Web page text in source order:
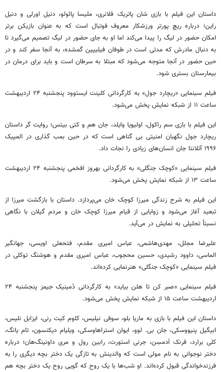
داستان این فیلم با بازی شان پاتریک فلانری، ملیسا پائولو، دنیل اورلی و دنیل
راین؛ درباره ریچ پورتر ورزشکار معروف فوتبال است که به عنوان بازیکن برتر
امکان حضور در لیگ را پیدا می‌کند اما او به جای حضور در لیگ تصمیم می‌گیرد تا
به دنبال مادرش که مدتی است در طوفان فیلیپین گمشده، به آنجا سفر کند و در
حین حضور در آنجا متوجه می‌شود که مبتلا به سرطان است و باید برای درمان در
بیمارستان بستری شود.
فیلم سینمایی «ریچارد جول» به کارگردانی کلینت ایستوود پنجشنبه ۲۴ اردیبهشت
ساعت ۱۱ از شبکه نمایش پخش می‌شود.
این فیلم با بازی سم راکول، اولیویا وایلد، جان هم و کتی بیتس؛ روایت گر داستان
ریچارد جول نگهبان امنیتی بی گناهی است که در حین بمب گذاری در المپیک
۱۹۹۶ آتلانتا جان انسان‌های زیادی را نجات داد.
فیلم سینمایی «کوچک جنگلی» به کارگردانی بهروز افخمی پنجشنبه ۲۴ اردیبهشت
ساعت ۱۳ از شبکه نمایش پخش می‌شود.
این فیلم به شرح زندگی میرزا کوچک خان می‌پردازد. داستان با بازگشت میرزا از
تبعید آغاز می‌شود و زوایایی از قیام میرزا کوچک خان و مردم گیلان با نگاهی
نسبتاً تحلیلی به نمایش در می‌آید.
علیرضا مجلل، مهدی‌هاشمی، عباس امیری مقدم، فتحعلی اویسی، جهانگیر
الماسی، داوود رشیدی، حسین محجوب، عباس امیری مقدم و هوشنگ توکلی در
فیلم سینمایی «کوچک جنگلی» هنرنمایی کرده‌اند.
فیلم سینمایی «صبر کن تا هلن بیاید» به کارگردانی دُمینیک جیمز پنجشنبه ۲۴
اردیبهشت ساعت ۱۵ از شبکه نمایش پخش می‌شود.
داستان این فیلم با بازی به ماریا بلو، سوفی نیلیس، کلوم کیت رنی، ایزابل نلیس،
ابیگیل پنیووسکی، جان بی. لوو، ایوان استراهاوسکی، ویلیام دیکنسون، تام یانگ،
کلی برارد، فرنک اَدمسِن، جرنی استورت، رابین رول و مری داونینگ‌هان؛ درباره
دختر نوجوانی به نام مولی است که والدینش به تازگی یک دختر بچه دیگری را به
فرزندخواندگی قبول کرده‌اند. او شب‌ها با یک روح که گویی روح یک دختر بچه هم